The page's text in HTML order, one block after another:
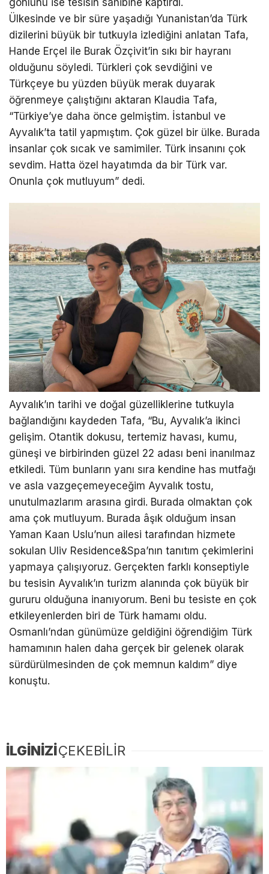
gönlünü ise tesisin sahibine kaptırdı.
Ülkesinde ve bir süre yaşadığı Yunanistan’da Türk
dizilerini büyük bir tutkuyla izlediğini anlatan Tafa,
Hande Erçel ile Burak Özçivit’in sıkı bir hayranı
olduğunu söyledi. Türkleri çok sevdiğini ve
Türkçeye bu yüzden büyük merak duyarak
öğrenmeye çalıştığını aktaran Klaudia Tafa,
“Türkiye’ye daha önce gelmiştim. İstanbul ve
Ayvalık’ta tatil yapmıştım. Çok güzel bir ülke. Burada
insanlar çok sıcak ve samimiler. Türk insanını çok
sevdim. Hatta özel hayatımda da bir Türk var.
Onunla çok mutluyum” dedi.
Ayvalık’ın tarihi ve doğal güzelliklerine tutkuyla
bağlandığını kaydeden Tafa, “Bu, Ayvalık’a ikinci
gelişim. Otantik dokusu, tertemiz havası, kumu,
güneşi ve birbirinden güzel 22 adası beni inanılmaz
etkiledi. Tüm bunların yanı sıra kendine has mutfağı
ve asla vazgeçemeyeceğim Ayvalık tostu,
unutulmazlarım arasına girdi. Burada olmaktan çok
ama çok mutluyum. Burada âşık olduğum insan
Yaman Kaan Uslu’nun ailesi tarafından hizmete
sokulan Uliv Residence&Spa’nın tanıtım çekimlerini
yapmaya çalışıyoruz. Gerçekten farklı konseptiyle
bu tesisin Ayvalık’ın turizm alanında çok büyük bir
gururu olduğuna inanıyorum. Beni bu tesiste en çok
etkileyenlerden biri de Türk hamamı oldu.
Osmanlı’ndan günümüze geldiğini öğrendiğim Türk
hamamının halen daha gerçek bir gelenek olarak
sürdürülmesinden de çok memnun kaldım” diye
konuştu.
İLGİNİZİÇEKEBİLİR